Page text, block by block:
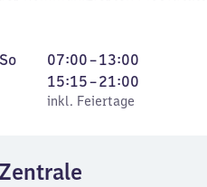
So,
inkl. Feiertage
07:00–13:00
Von
7
Uhr
Uhr
15:15–21:00
Von
15
Uhr
21
inkl. Feiertage